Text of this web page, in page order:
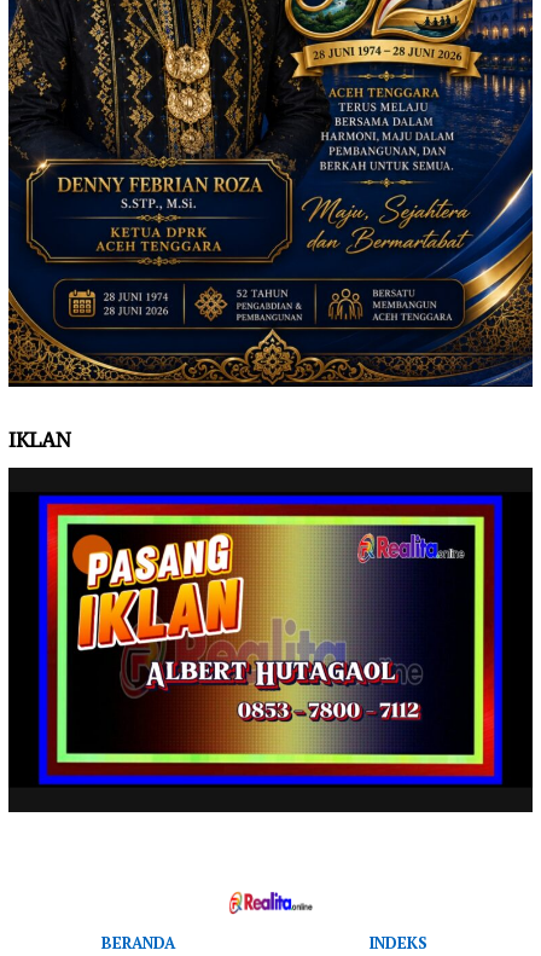
IKLAN
BERANDA INDEKS